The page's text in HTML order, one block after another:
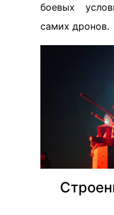
боевых
самих дронов.